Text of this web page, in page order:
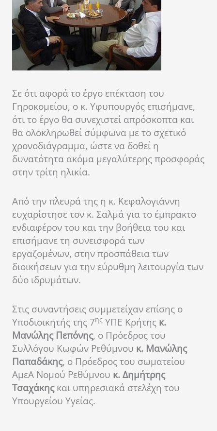
Σε ότι αφορά το έργο επέκταση του
Γηροκομείου, ο κ. Υφυπουργός επισήμανε,
ότι το έργο θα συνεχιστεί απρόσκοπτα και
θα ολοκληρωθεί σύμφωνα με το σχετικό
χρονοδιάγραμμα, ώστε να δοθεί η
δυνατότητα ακόμα μεγαλύτερης προσφοράς
στην τρίτη ηλικία.
Από την πλευρά της η κ. Κεφαλογιάννη
ευχαρίστησε τον κ. Σαλμά για το έμπρακτο
ενδιαφέρον του και την βοήθεια του και
επισήμανε τη συνεισφορά των
εργαζομένων, στην προσπάθεια των
διοικήσεων για την εύρυθμη λειτουργία των
δύο ιδρυμάτων.
Στις συναντήσεις συμμετείχαν επίσης o
Υποδιοικητής της 7ης ΥΠΕ Κρήτης κ.
Μανώλης Πεπόνης, ο Πρόεδρος του
Συλλόγου Κωφών Ρεθύμνου κ. Μανώλης
Παπαδάκης, ο Πρόεδρος του σωματείου
ΑμεΑ Νομού Ρεθύμνου κ. Δημήτρης
Τσαχάκηςκαι υπηρεσιακά στελέχη του
Υπουργείου Υγείας.